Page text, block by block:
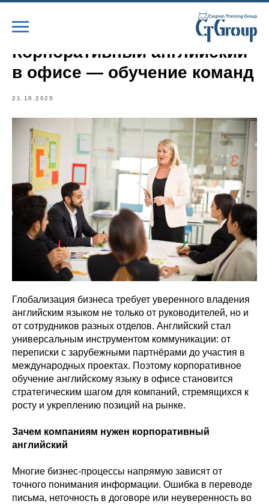
Корпоративный английский
в офисе — обучение команд
21.10.2025
Глобализация бизнеса требует уверенного владения
английским языком не только от руководителей, но и
от сотрудников разных отделов. Английский стал
универсальным инструментом коммуникации: от
переписки с зарубежными партнёрами до участия в
международных проектах. Поэтому корпоративное
обучение английскому языку в офисе становится
стратегическим шагом для компаний, стремящихся к
росту и укреплению позиций на рынке.
Зачем компаниям нужен корпоративный
английский
Многие бизнес-процессы напрямую зависят от
точного понимания информации. Ошибка в переводе
письма, неточность в договоре или неуверенность во